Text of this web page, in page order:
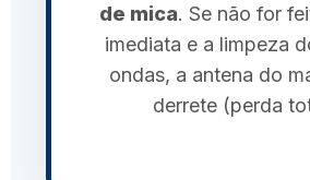
de mica. Se não for
imediata e a limpeza
ondas, a antena do
derrete (perda